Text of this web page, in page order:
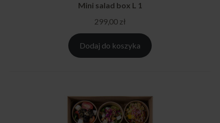
Mini salad box L 1
299,00 zł
Dodaj do koszyka